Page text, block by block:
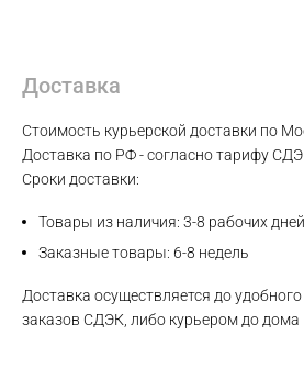
Доставка
Стоимость курьерской доставки по
Доставка по РФ - согласно тарифу
Сроки доставки:
Товары из наличия: 3-8 рабочих дней
Заказные товары: 6-8 недель
Доставка осуществляется до
заказов СДЭК, либо курьером до дома